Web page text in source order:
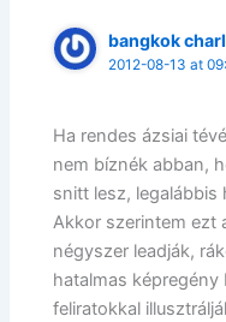
bangkok
2012-08-13 at
Ha rendes ázsiai
nem bíznék abban,
snitt lesz,
Akkor szerintem ezt
négyszer leadják,
hatalmas
feliratokkal